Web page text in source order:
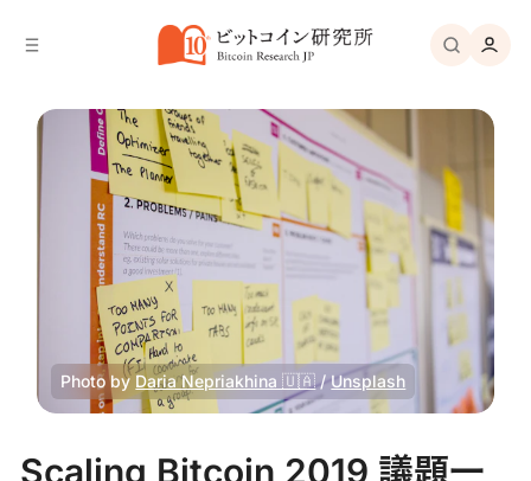
Photo by Daria Nepriakhina 🇺🇦 / Unsplash
Scaling Bitcoin 2019 議題一